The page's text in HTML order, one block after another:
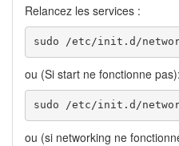
Relancez les services :
sudo /etc/init.d/
ou (Si start ne fonctionne pas):
sudo /etc/init.d/
ou (si networking ne